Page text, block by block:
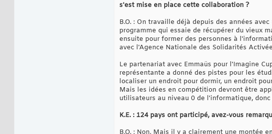
s'est mise en place cette collaboration ?
B.O. : On travaille déjà depuis des années
programme qui essaie de récupérer du vieux
ensuite pour former des personnes à
avec l'Agence Nationale des Solidarités
Le partenariat avec Emmaüs pour l'Imagine
représentante a donné des pistes pour les
localiser un endroit pour dormir, un endroit
Mais les idées en compétition devront être
utilisateurs au niveau 0 de l'informatique,
K.E. : 124 pays ont participé, avez-vous